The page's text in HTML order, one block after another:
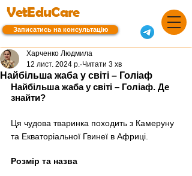
VetEduCare
Записатись на консультацію
Найбільша жаба у світі – Голіаф
Харченко Людмила
12 лист. 2024 р. Читати 3 хв
Найбільша жаба у світі – Голіаф. Де
знайти?
Ця чудова тваринка походить з Камеруну
та Екваторіальної Гвинеї в Африці.
Розмір та назва